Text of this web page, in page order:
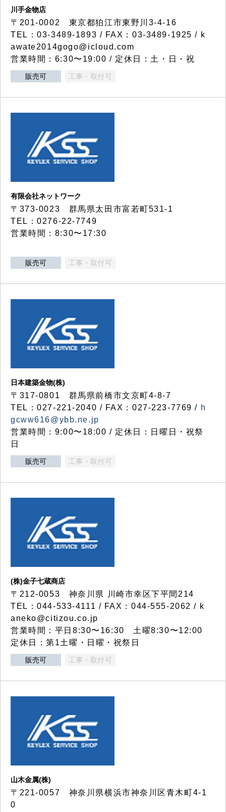
川手金物店
〒201-0002 東京都狛江市東野川3-4-16
TEL：03-3489-1893 / FAX：03-3489-1925 / k
awate2014gogo@icloud.com
営業時間：6:30〜19:00 / 定休日：土・日・祝
販売可 工事・取付可
有限会社ネットワーク
〒373-0023 群馬県太田市富若町531-1
TEL：0276-22-7749
営業時間：8:30〜17:30
販売可 工事・取付可
日本建築金物(株)
〒317‐0801 群馬県前橋市文京町4-8-7
TEL：027-221-2040 / FAX：027-223-7769 / h
gcww616@ybb.ne.jp
営業時間：9:00〜18:00 / 定休日：日曜日・祝祭
日
販売可 工事・取付可
(株)金子七蔵商店
〒212-0053 神奈川県 川崎市幸区下平間214
TEL：044-533-4111 / FAX：044-555-2062 / k
aneko@citizou.co.jp
営業時間：平日8:30〜16:30 土曜8:30〜12:00
定休日：第1土曜・日曜・祝祭日
販売可 工事・取付可
山木金属(株)
〒221-0057 神奈川県横浜市神奈川区青木町4-1
0